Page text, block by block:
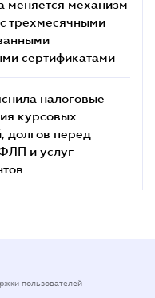
меняется механизм
трехмесячными
сертификатами
налоговые
курсовых
долгов перед
и услуг
пользователей